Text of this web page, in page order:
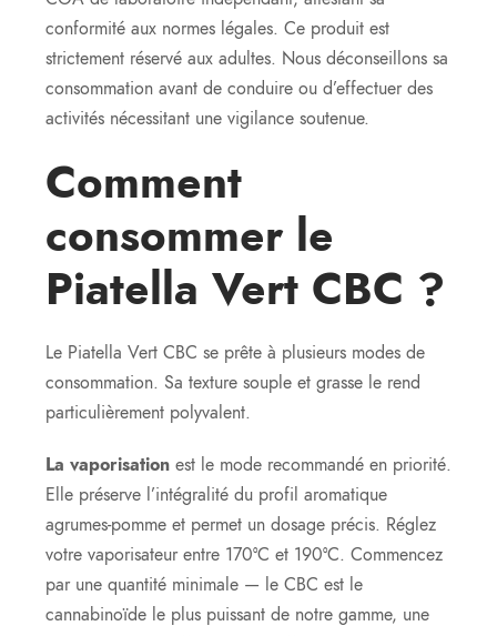
conformité aux normes légales. Ce produit est
strictement réservé aux adultes. Nous déconseillons sa
consommation avant de conduire ou d’effectuer des
activités nécessitant une vigilance soutenue.
Comment
consommer le
Piatella Vert CBC ?
Le Piatella Vert CBC se prête à plusieurs modes de
consommation. Sa texture souple et grasse le rend
particulièrement polyvalent.
La vaporisation est le mode recommandé en priorité.
Elle préserve l’intégralité du profil aromatique
agrumes-pomme et permet un dosage précis. Réglez
votre vaporisateur entre 170°C et 190°C. Commencez
par une quantité minimale — le CBC est le
cannabinoïde le plus puissant de notre gamme, une